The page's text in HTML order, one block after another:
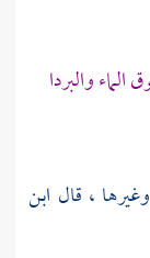
والبردا
، قال ابن